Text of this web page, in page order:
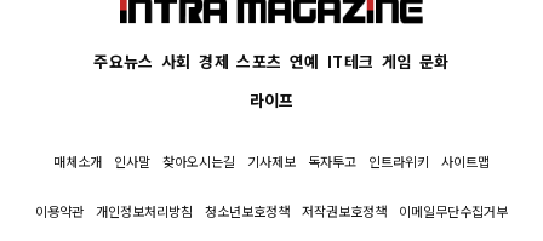
주요뉴스 사회 경제 스포츠 연예 IT테크 게임 문화
라이프
매체소개 인사말 찾아오시는길 기사제보 독자투고 인트라위키 사이트맵
이용약관 개인정보처리방침 청소년보호정책 저작권보호정책 이메일무단수집거부